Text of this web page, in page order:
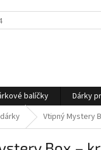
balíčky Dárky
Vtipný Mystery